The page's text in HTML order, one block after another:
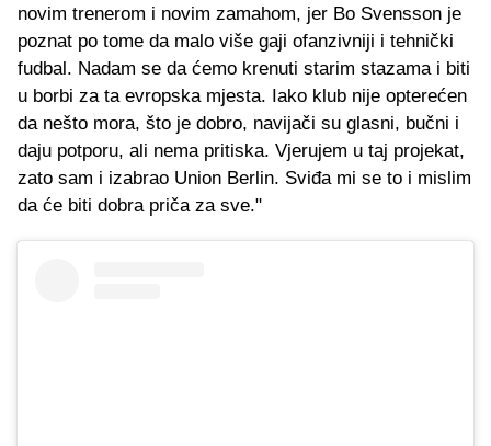
novim trenerom i novim zamahom, jer Bo Svensson je
poznat po tome da malo više gaji ofanzivniji i tehnički
fudbal. Nadam se da ćemo krenuti starim stazama i biti
u borbi za ta evropska mjesta. Iako klub nije opterećen
da nešto mora, što je dobro, navijači su glasni, bučni i
daju potporu, ali nema pritiska. Vjerujem u taj projekat,
zato sam i izabrao Union Berlin. Sviđa mi se to i mislim
da će biti dobra priča za sve."